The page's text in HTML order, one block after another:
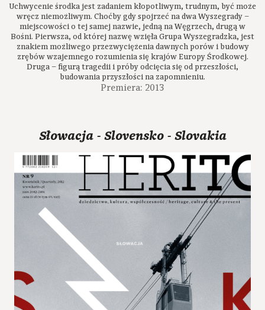
Uchwycenie środka jest zadaniem kłopotliwym, trudnym, być może
wręcz niemożliwym. Choćby gdy spojrzeć na dwa Wyszegrady –
miejscowości o tej samej nazwie, jedną na Węgrzech, drugą w
Bośni. Pierwsza, od której nazwę wzięła Grupa Wyszegradzka, jest
znakiem możliwego przezwyciężenia dawnych porów i budowy
zrębów wzajemnego rozumienia się krajów Europy Środkowej.
Druga – figurą tragedii i próby odcięcia się od przeszłości,
budowania przyszłości na zapomnieniu.
Premiera: 2013
Słowacja - Slovensko - Slovakia